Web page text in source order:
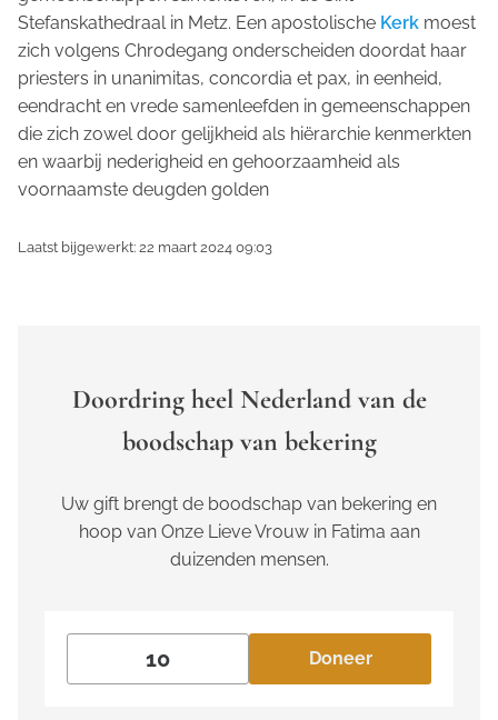
Stefanskathedraal in Metz. Een apostolische Kerk moest
zich volgens Chrodegang onderscheiden doordat haar
priesters in unanimitas, concordia et pax, in eenheid,
eendracht en vrede samenleefden in gemeenschappen
die zich zowel door gelijkheid als hiërarchie kenmerkten
en waarbij nederigheid en gehoorzaamheid als
voornaamste deugden golden
Laatst bijgewerkt: 22 maart 2024 09:03
Doordring heel Nederland van de
boodschap van bekering
Uw gift brengt de boodschap van bekering en
hoop van Onze Lieve Vrouw in Fatima aan
duizenden mensen.
Doneer